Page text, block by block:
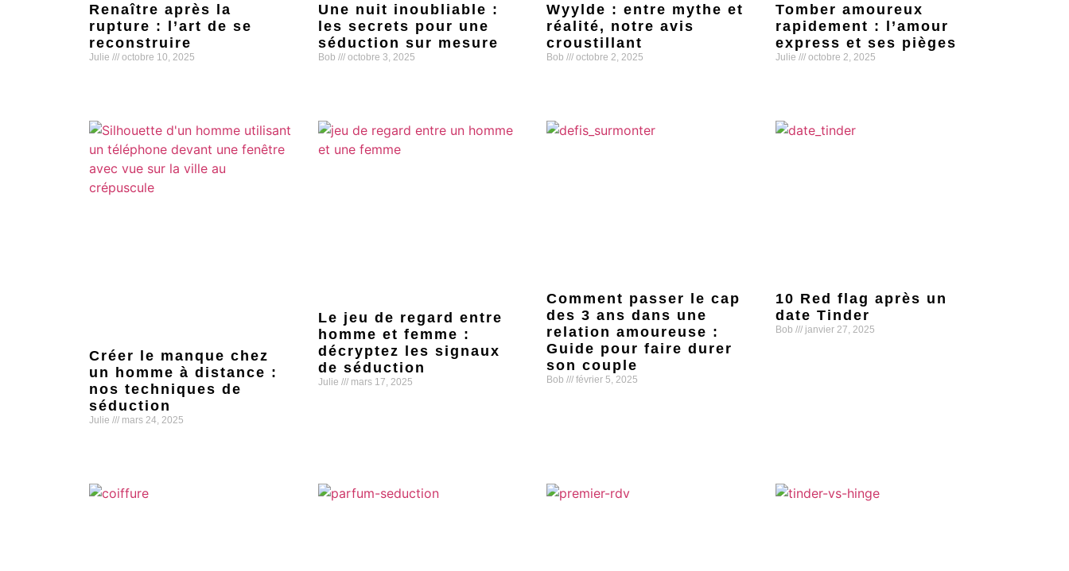
Renaître après la
rupture : l’art de se
reconstruire
Julie octobre 10, 2025
Une nuit inoubliable :
les secrets pour une
séduction sur mesure
Bob octobre 3, 2025
Wyylde : entre mythe et
réalité, notre avis
croustillant
Bob octobre 2, 2025
Tomber amoureux
rapidement : l’amour
express et ses pièges
Julie octobre 2, 2025
Créer le manque chez
un homme à distance :
nos techniques de
séduction
Julie mars 24, 2025
Le jeu de regard entre
homme et femme :
décryptez les signaux
de séduction
Julie mars 17, 2025
Comment passer le cap
des 3 ans dans une
relation amoureuse :
Guide pour faire durer
son couple
Bob février 5, 2025
10 Red flag après un
date Tinder
Bob janvier 27, 2025